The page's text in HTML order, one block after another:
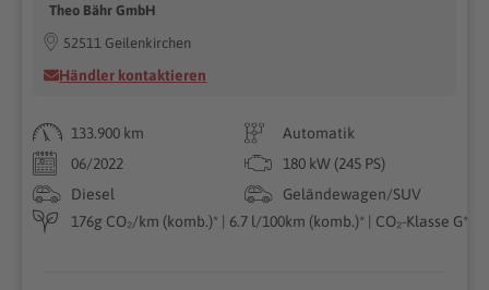
Theo Bähr GmbH
52511 Geilenkirchen
Händler kontaktieren
133.900 km
Automatik
06/2022
180 kW (245 PS)
Diesel
Geländewagen/SUV
176g CO₂/km (komb.)* | 6.7 l/100km (komb.)* | CO₂-Klasse G*